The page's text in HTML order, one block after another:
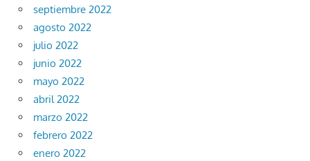
septiembre 2022
agosto 2022
julio 2022
junio 2022
mayo 2022
abril 2022
marzo 2022
febrero 2022
enero 2022